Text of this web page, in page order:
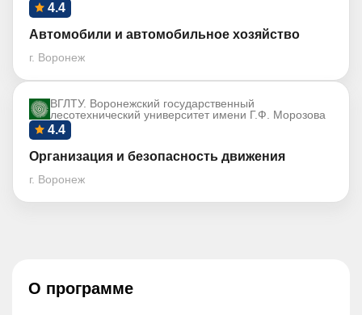
4.4
Автомобили и автомобильное хозяйство
г. Воронеж
ВГЛТУ. Воронежский государственный
лесотехнический университет имени Г.Ф. Морозова
4.4
Организация и безопасность движения
г. Воронеж
О программе